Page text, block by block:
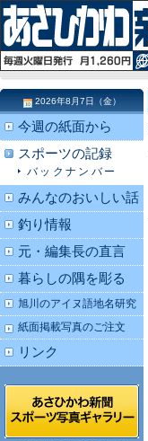
2026年8月7日（金）
今週の紙面から
スポーツの記録
バックナンバー
みんなのおいしい話
釣り情報
元・編集長の直言
暮らしの隅を彫る
旭川のアイヌ語地名研究
紙面掲載写真のご注文
リンク